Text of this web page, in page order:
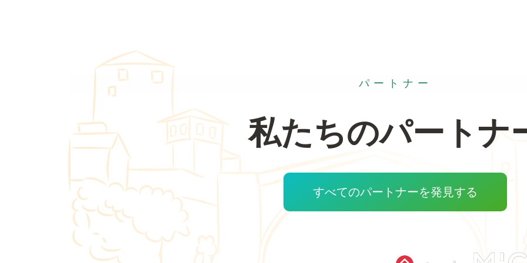
パートナー
私たちのパートナ
すべてのパートナーを発見する